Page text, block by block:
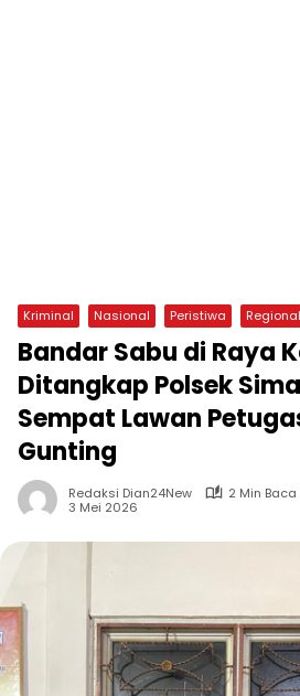
Kriminal Nasional Peristiwa Regional
Bandar Sabu di Raya
Ditangkap Polsek
Sempat Lawan
Gunting
Redaksi Dian24New
2 Min Baca
3 Mei 2026